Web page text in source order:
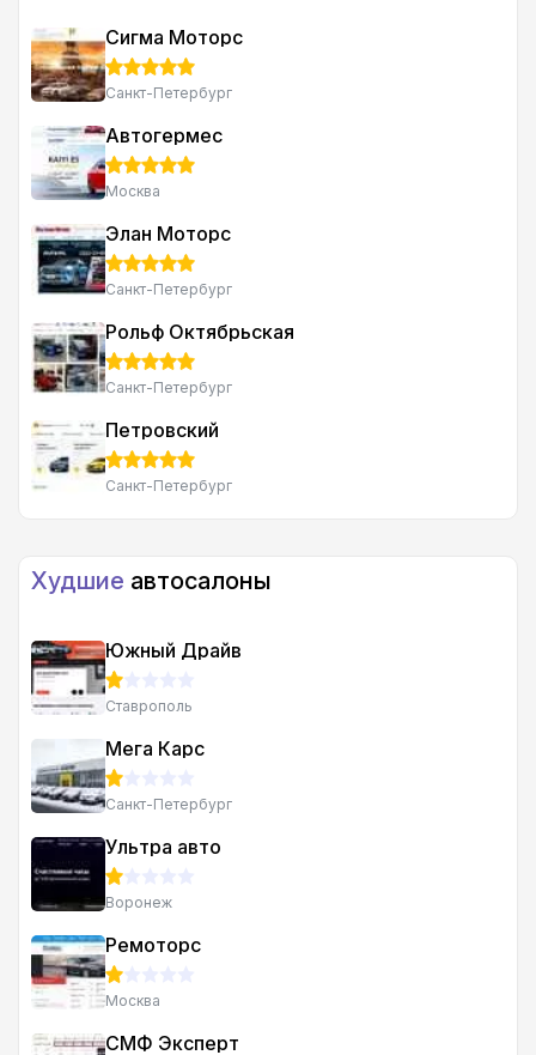
очень много негатива которому я не поверил прям уж
на 100%, но к сведению принял и когда многие
сценарии из них стали сбываться, то понял что надо
валить..Так что этого дилера с Исторической 162 я
Сигма Моторс
Санкт-Петербург
Автогермес
Москва
Элан Моторс
Санкт-Петербург
Рольф Октябрьская
Санкт-Петербург
Петровский
Санкт-Петербург
Худшие автосалоны
Южный Драйв
Ставрополь
Мега Карс
Санкт-Петербург
Ультра авто
Воронеж
Ремоторс
Москва
СМФ Эксперт